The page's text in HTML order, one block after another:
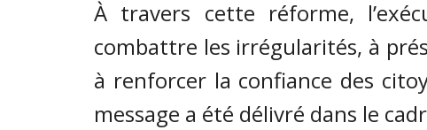
À travers cette réforme,
combattre les irrégularités, à
à renforcer la confiance des
message a été délivré dans le